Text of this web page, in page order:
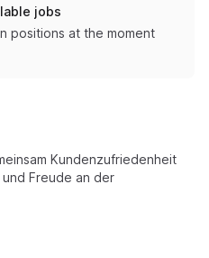
jobs
positions at the moment
Kundenzufriedenheit
Freude an der